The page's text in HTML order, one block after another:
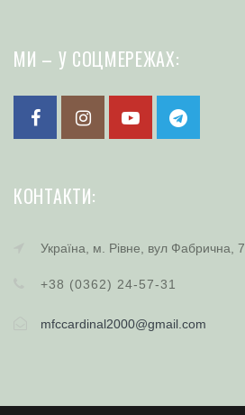
МИ – У СОЦМЕРЕЖАХ:
КОНТАКТИ:
Україна, м. Рівне, вул Фабрична, 7
+38 (0362) 24-57-31
mfccardinal2000@gmail.com